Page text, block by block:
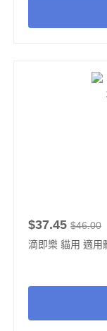
$37.45 $46.00
滴即樂 貓用 適